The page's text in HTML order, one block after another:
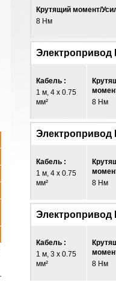
Крутящий момент/
8 Нм
Электропривод
Кабель :
1 м, 4 x 0.75
мм²
8 Нм
Электропривод
Кабель :
1 м, 4 x 0.75
мм²
8 Нм
Электропривод
Кабель :
1 м, 3 x 0.75
мм²
8 Нм